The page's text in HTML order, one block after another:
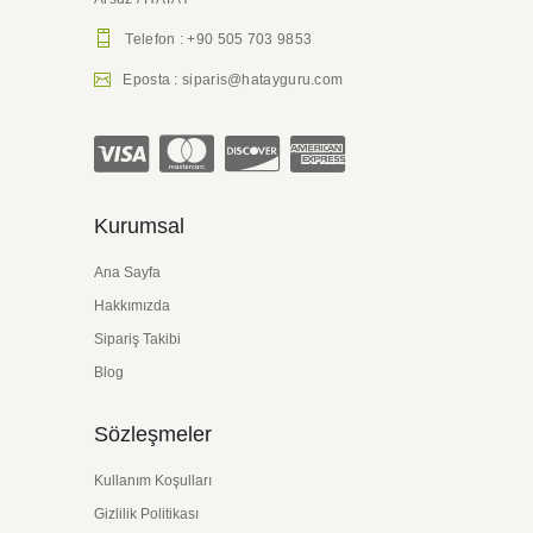
kurutularak makine yardımıyla çekilmesi veya
sonucu kaya tuzuyla birleşiminden sonra salça
Biberler çekilmeden önce 2 ile 4 gün güneşte
kurutulur ve daha sonra makinede çekilerek
herkes bilir ki, bu tatlı veya acı kırmızı biber
mutlaka kilerinizde olmalı. Biber Salçası, çeşitli
derecede çok yönlü bir malzemedir. Örneğin
güveç ve soslara biraz lezzet katmak için
Telefon : +90 505 703 9853
Eposta : siparis@hatayguru.com
Kurumsal
Ana Sayfa
Hakkımızda
Sipariş Takibi
Blog
Sözleşmeler
Kullanım Koşulları
Gizlilik Politikası